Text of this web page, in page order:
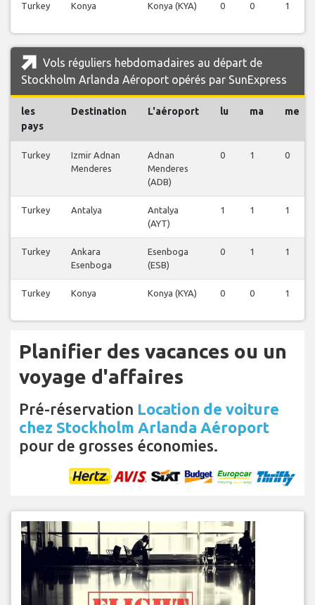
Turkey Konya Konya (KYA) 0 0 1
Vols réguliers hebdomadaires au départ de
Stockholm Arlanda Aéroport opérés par SunExpress
les
pays
Destination L'aéroport lu ma me
Turkey
Izmir Adnan
Menderes
Adnan
Menderes
(ADB)
0 1 0
Turkey Antalya
Antalya
(AYT)
1 1 1
Turkey
Ankara
Esenboga
Esenboga
(ESB)
0 1 1
Turkey Konya Konya (KYA) 0 0 1
Planifier des vacances ou un
voyage d'affaires
Pré-réservation Location de voiture
chez Stockholm Arlanda Aéroport
pour de grosses économies.